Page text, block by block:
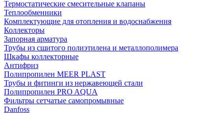
Термостатические смесительные клапаны
Теплообменники
Комплектующие для отопления и водоснабжения
Коллекторы
Запорная арматура
Трубы из сшитого полиэтилена и металлополимера
Шкафы коллекторные
Антифриз
Полипропилен MEER PLAST
Трубы и фитинги из нержавеющей стали
Полипропилен PRO AQUA
Фильтры сетчатые самопромывные
Danfoss